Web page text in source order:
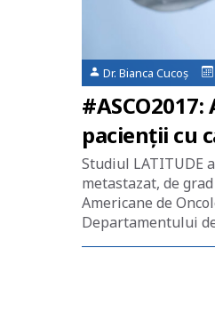
Dr. Bianca Cucoș
pacienții cu
Studiul LATITUDE
metastazat, de
Americane de
Departamentului